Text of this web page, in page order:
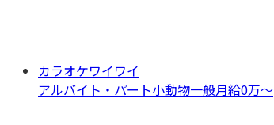
カラオケワイワイ
アルバイト・パート小動物一般月給0万〜